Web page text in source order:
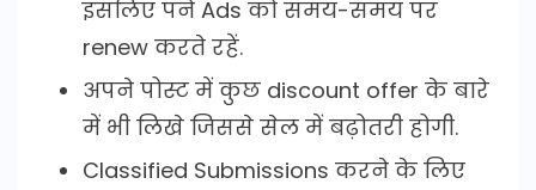
इसलिए पने Ads को समय-समय पर
renew करते रहें.
अपने पोस्ट में कुछ discount offer के बारे
में भी लिखे जिससे सेल में बढ़ोतरी होगी.
Classified Submissions करने के लिए